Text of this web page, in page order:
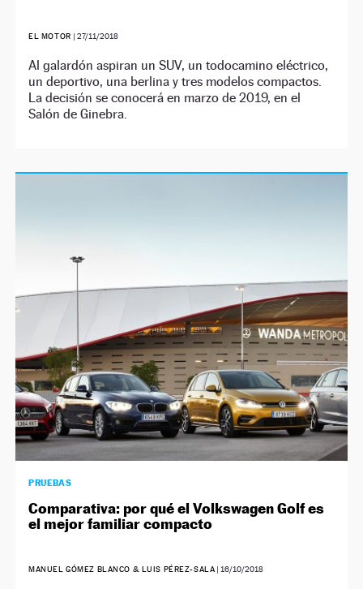
EL MOTOR | 27/11/2018
Al galardón aspiran un SUV, un todocamino eléctrico,
un deportivo, una berlina y tres modelos compactos.
La decisión se conocerá en marzo de 2019, en el
Salón de Ginebra.
PRUEBAS
Comparativa: por qué el Volkswagen Golf es
el mejor familiar compacto
MANUEL GÓMEZ BLANCO & LUIS PÉREZ-SALA | 16/10/2018